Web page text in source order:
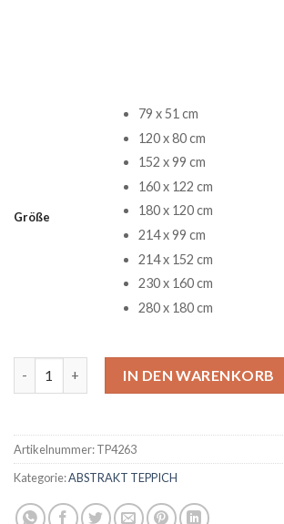
Größe
79 x 51 cm
120 x 80 cm
152 x 99 cm
160 x 122 cm
180 x 120 cm
214 x 99 cm
214 x 152 cm
230 x 160 cm
280 x 180 cm
IN DEN WARENKORB
Artikelnummer:TP4263
Kategorie:ABSTRAKT TEPPICH